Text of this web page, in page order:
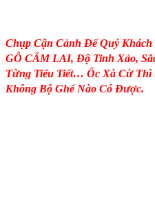
Chụp Cận Cảnh Để Quý
GỖ CẨM LAI, Độ Tinh Xảo,
Từng Tiểu Tiết… Ốc Xà Cừ
Không Bộ Ghế Nào Có Được.